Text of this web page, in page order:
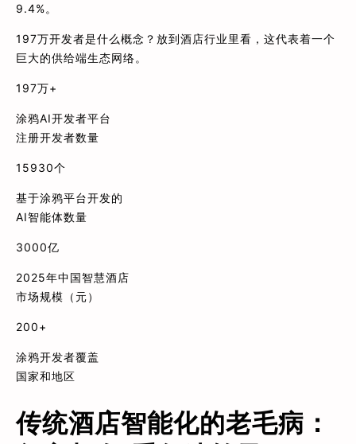
9.4%。
197万开发者是什么概念？放到酒店行业里看，这代表着一个
巨大的供给端生态网络。
197万+
涂鸦AI开发者平台
注册开发者数量
15930个
基于涂鸦平台开发的
AI智能体数量
3000亿
2025年中国智慧酒店
市场规模（元）
200+
涂鸦开发者覆盖
国家和地区
传统酒店智能化的老毛病：